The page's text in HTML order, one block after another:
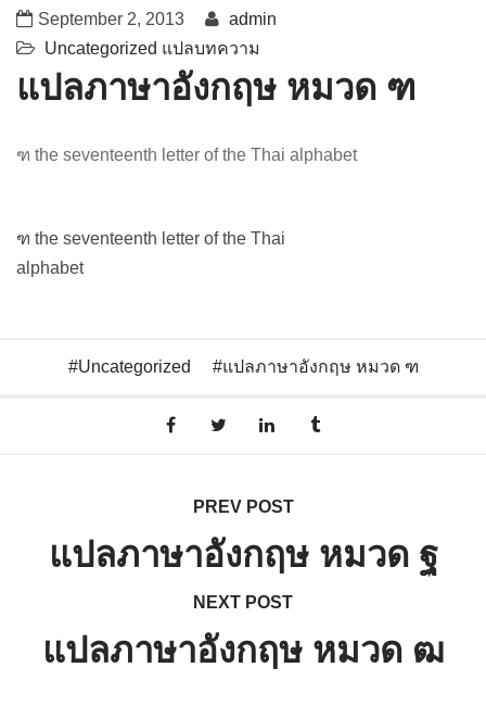
September 2, 2013
admin
Uncategorized แปลบทความ
แปลภาษาอังกฤษ หมวด ฑ
ฑ the seventeenth letter of the Thai alphabet
ฑ the seventeenth letter of the Thai
alphabet
Uncategorized แปลภาษาอังกฤษ หมวด ฑ
PREV POST
แปลภาษาอังกฤษ หมวด ฐ
NEXT POST
แปลภาษาอังกฤษ หมวด ฒ